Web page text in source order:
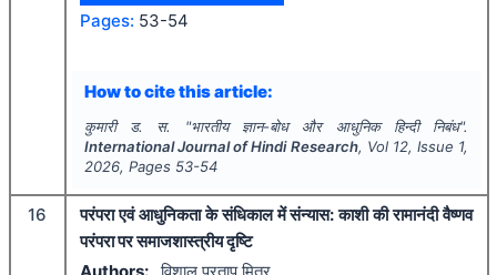
Pages: 53-54
How to cite this article:
कुमारी ड. स. "भारतीय ज्ञान-बोध और आधुनिक हिन्दी निबंध".
International Journal of Hindi Research, Vol 12, Issue 1,
2026, Pages 53-54
16
परंपरा एवं आधुनिकता के संधिकाल में संन्यास: काशी की रामानंदी वैष्णव
परंपरा पर समाजशास्त्रीय दृष्टि
Authors: विशाल प्रताप मित्र